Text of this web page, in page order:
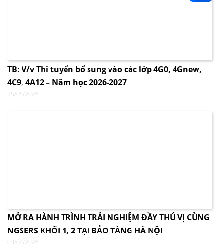
TB: V/v Thi tuyển bổ sung vào các lớp 4G0, 4Gnew,
4C9, 4A12 – Năm học 2026-2027
25/05/2026
MỞ RA HÀNH TRÌNH TRẢI NGHIỆM ĐẦY THÚ VỊ CÙNG
NGSERS KHỐI 1, 2 TẠI BẢO TÀNG HÀ NỘI
03/04/2026